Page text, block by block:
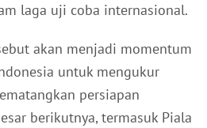
laga uji coba internasional.
akan menjadi momentum
untuk mengukur
persiapan
berikutnya, termasuk Piala